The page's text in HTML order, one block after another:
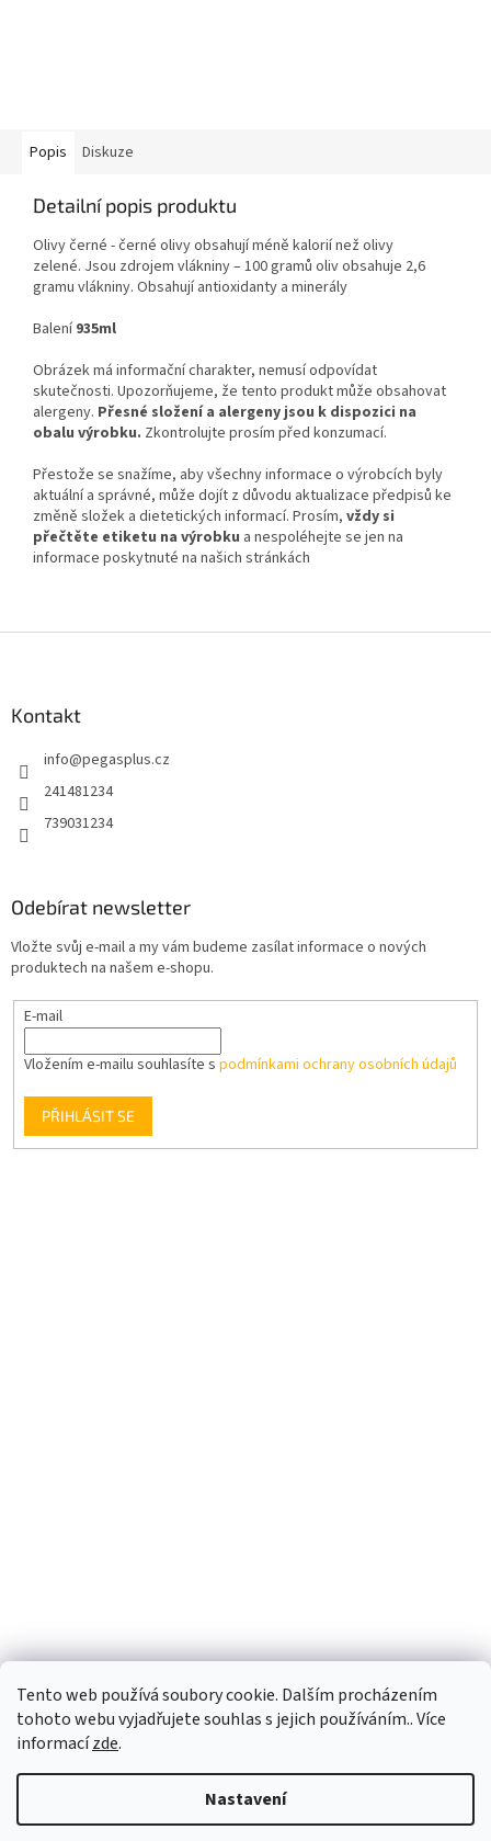
Tento web používá soubory cookie. Dalším procházením
tohoto webu vyjadřujete souhlas s jejich používáním.. Více
informacízde.
Nastavení
Popis Diskuze
Detailní popis produktu
Olivy černé -černé olivy obsahují méně kalorií než olivy
zelené. Jsou zdrojem vlákniny– 100 gramů oliv obsahuje 2,6
gramu vlákniny. Obsahují antioxidanty a minerály
Balení 935ml
Obrázek má informační charakter, nemusí odpovídat
skutečnosti. Upozorňujeme, že tento produkt může obsahovat
alergeny. Přesné složení a alergeny jsou k dispozici na
obalu výrobku. Zkontrolujte prosím před konzumací.
Přestože se snažíme, aby všechny informace o výrobcích byly
aktuální a správné, může dojít z důvodu aktualizace předpisů ke
změně složek a dietetických informací. Prosím, vždy si
přečtěte etiketu na výrobku a nespoléhejte se jen na
informace poskytnuté na našich stránkách
Kontakt
info@pegasplus.cz
241481234
739031234
Odebírat newsletter
Vložte svůj e-mail a my vám budeme zasílat informace o nových
produktech na našem e-shopu.
E-mail
Vložením e-mailu souhlasíte s podmínkami ochrany osobních údajů
PŘIHLÁSIT SE